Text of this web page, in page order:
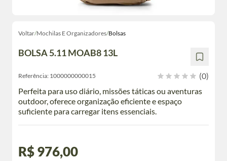
Voltar/Mochilas E Organizadores/Bolsas
BOLSA 5.11 MOAB8 13L
Referência: 1000000000015
(0)
Perfeita para uso diário, missões táticas ou aventuras
outdoor, oferece organização eficiente e espaço
suficiente para carregar itens essenciais.
R$ 976,00